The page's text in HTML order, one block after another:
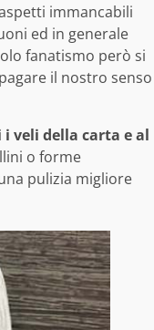
immancabili
ed in generale
fanatismo però si
il nostro senso
veli della carta e al
o forme
pulizia migliore